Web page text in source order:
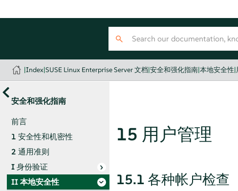
|Index|SUSE Linux Enterprise Server 文档|安全和强化指南|本地安全性|
安全和强化指南
前言
1 安全性和机密性
2 通用准则
I身份验证
II本地安全性
15 用户管理
15.1 各种帐户检查